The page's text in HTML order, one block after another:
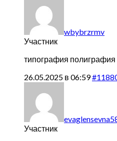
wbybrzrmv
Участник
типография полиграфия
26.05.2025 в 06:59
Участник